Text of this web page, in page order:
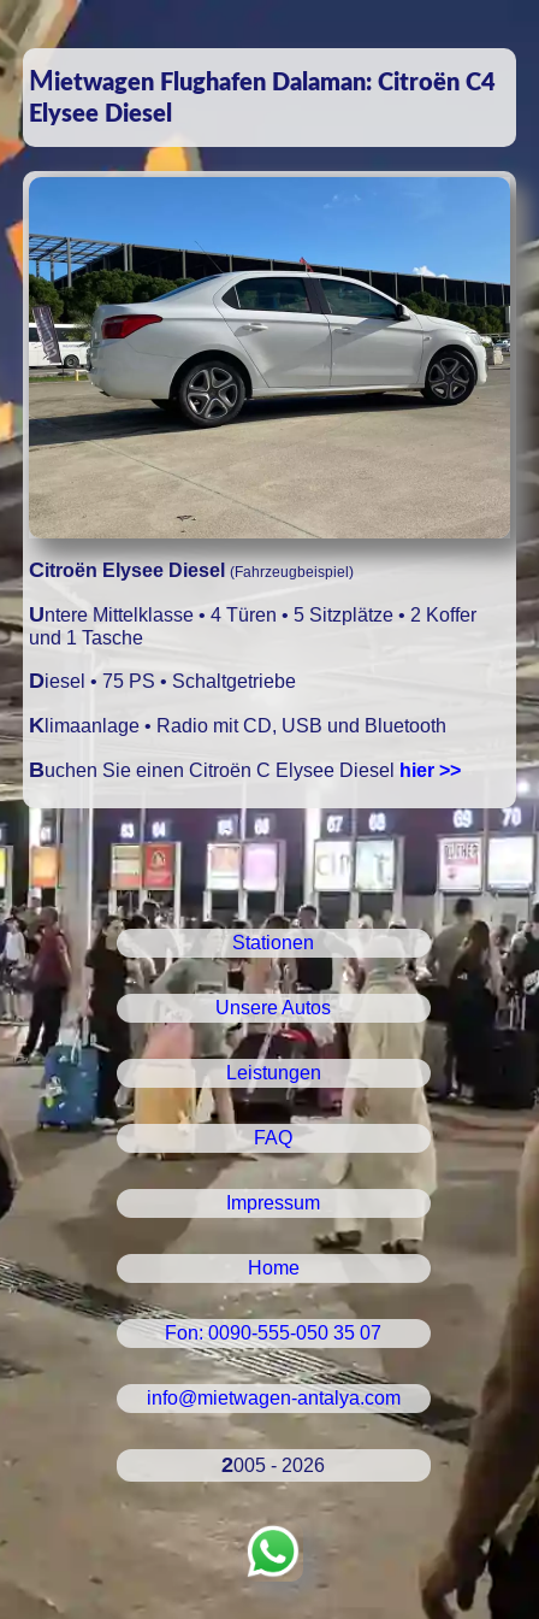
Mietwagen Flughafen Dalaman: Citroën C4
Elysee Diesel
Citroën Elysee Diesel (Fahrzeugbeispiel)
Untere Mittelklasse • 4 Türen • 5 Sitzplätze • 2 Koffer
und 1 Tasche
Diesel • 75 PS • Schaltgetriebe
Klimaanlage • Radio mit CD, USB und Bluetooth
Buchen Sie einen Citroën C Elysee Diesel hier >>
Stationen
Unsere Autos
Leistungen
FAQ
Impressum
Home
Fon: 0090-555-050 35 07
info@mietwagen-antalya.com
2005 - 2026